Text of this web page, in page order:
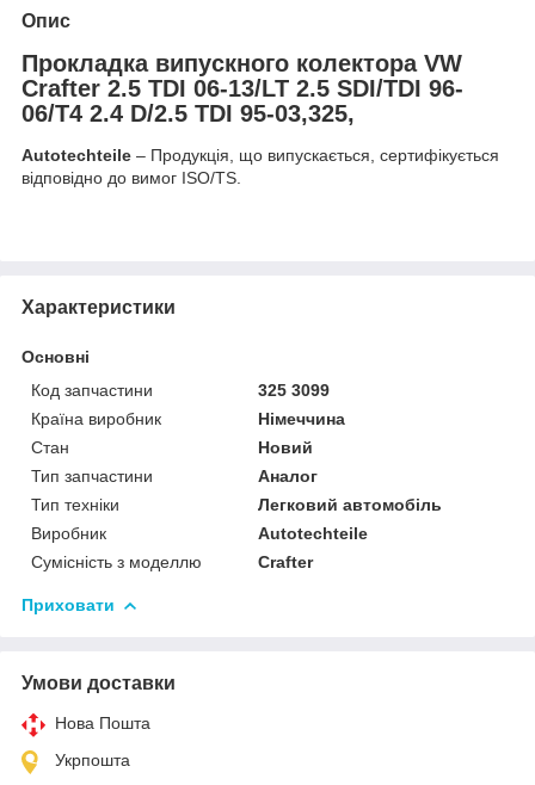
Опис
Прокладка випускного колектора VW
Crafter 2.5 TDI 06-13/LT 2.5 SDI/TDI 96-
06/T4 2.4 D/2.5 TDI 95-03,325,
Autotechteile – Продукція, що випускається, сертифікується
відповідно до вимог ISO/TS.
Характеристики
Основні
Код запчастини
325 3099
Країна виробник
Німеччина
Стан
Новий
Тип запчастини
Аналог
Тип техніки
Легковий автомобіль
Виробник
Autotechteile
Сумісність з моделлю
Crafter
Приховати
Умови доставки
Нова Пошта
Укрпошта